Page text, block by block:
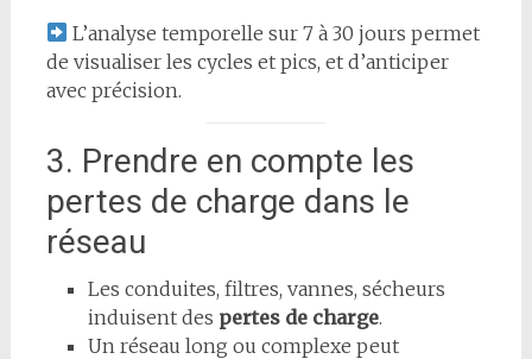
L’analyse temporelle sur 7 à 30 jours permet
de visualiser les cycles et pics, et d’anticiper
avec précision.
3. Prendre en compte les
pertes de charge dans le
réseau
Les conduites, filtres, vannes, sécheurs
induisent des pertes de charge.
Un réseau long ou complexe peut